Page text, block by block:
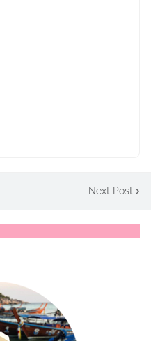
Next Post